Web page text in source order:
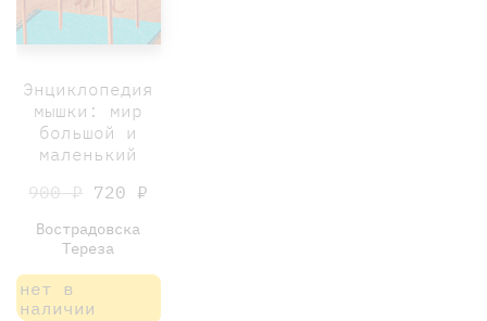
Энциклопедия
мышки: мир
большой и
маленький
900 ₽ 720 ₽
Вострадовска
Тереза
нет в
наличии